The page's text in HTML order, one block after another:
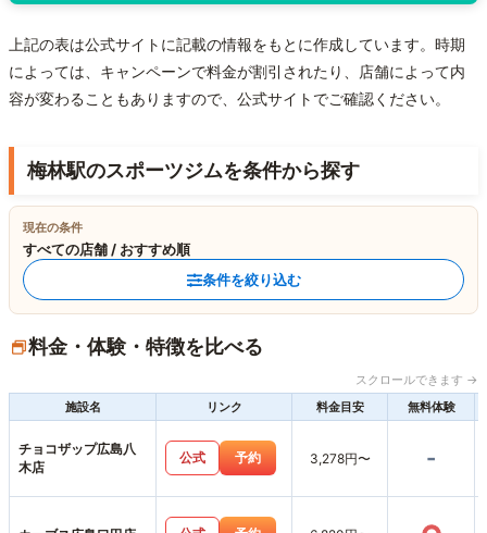
上記の表は公式サイトに記載の情報をもとに作成しています。時期
によっては、キャンペーンで料金が割引されたり、店舗によって内
容が変わることもありますので、公式サイトでご確認ください。
梅林駅のスポーツジムを条件から探す
現在の条件
すべての店舗 / おすすめ順
条件を絞り込む
料金・体験・特徴を比べる
スクロールできます →
施設名
リンク 料金目安 無料体験
チョコザップ広島八
木店
公式 予約 3,278円〜 -